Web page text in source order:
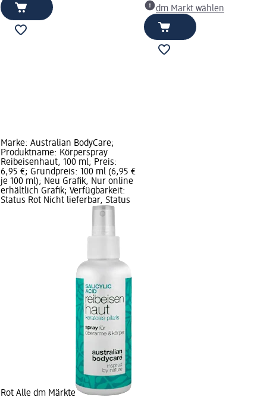
dm Markt wählen
Marke: Australian BodyCare;
Produktname: Körperspray
Reibeisenhaut, 100 ml; Preis:
6,95 €; Grundpreis: 100 ml (6,95 €
je 100 ml); Neu Grafik, Nur online
erhältlich Grafik; Verfügbarkeit:
Status Rot Nicht lieferbar, Status
Rot Alle dm Märkte